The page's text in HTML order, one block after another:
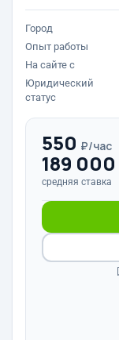
Город
Опыт работы
На сайте с
Юридический
статус
550 ₽/час
189 000
средняя ставка